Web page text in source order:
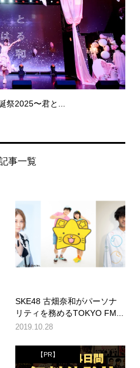
祭2025〜君と...
事一覧
SKE48 古畑奈和がパーソナ
リティを務めるTOKYO FM...
2019.10.28
【PR】